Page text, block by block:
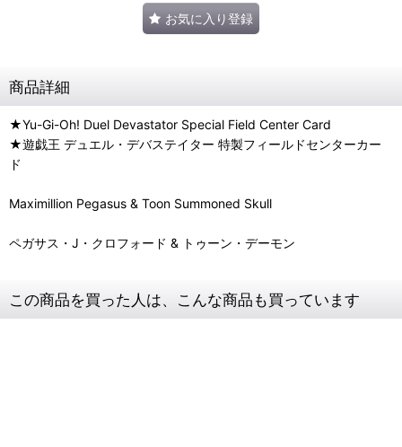
お気に入り登録
商品詳細
★Yu-Gi-Oh! Duel Devastator Special Field Center Card
★遊戯王 デュエル・デバステイター 特製フィールドセンターカー
ド
Maximillion Pegasus & Toon Summoned Skull
ペガサス・J・クロフォード & トゥーン・デーモン
この商品を買った人は、こんな商品も買っています